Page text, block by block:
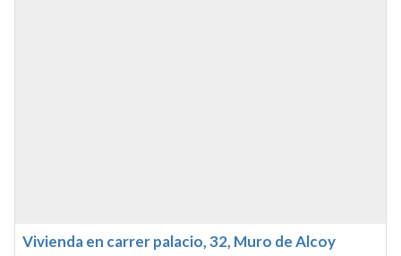
Vivienda en carrer palacio, 32, Muro de Alcoy